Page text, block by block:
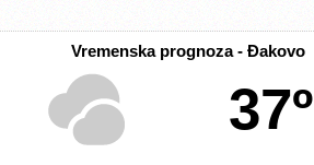
Vremenska prognoza - Đakovo
37º